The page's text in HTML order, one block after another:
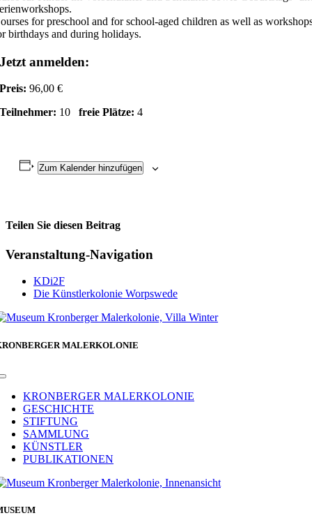
for preschool and for school-aged children as well as
birthdays and during holidays.
Jetzt anmelden:
Preis: 96,00 €
Teilnehmer: 10freie Plätze: 4
Zum Kalender hinzufügen
Teilen Sie diesen Beitrag
Facebook
Veranstaltung-Navigation
KDi2F
Die Künstlerkolonie Worpswede
MALERKOLONIE
Toggle
NavigationKRONBERGER MALERKOLONIE
GESCHICHTE
STIFTUNG
SAMMLUNG
KÜNSTLER
PUBLIKATIONEN